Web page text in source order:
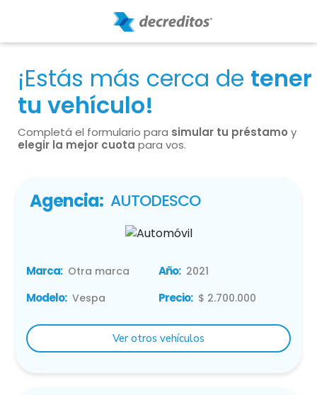
¡Estás más cerca de tener
tu vehículo!
Completá el formulario para simular tu préstamo y
elegir la mejor cuota para vos.
Agencia: AUTODESCO
Marca: Otra marca
Modelo: Vespa
Año: 2021
Precio: $ 2.700.000
Ver otros vehículos